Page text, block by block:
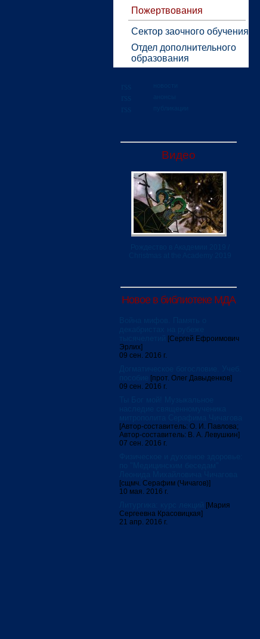
Пожертвования
Сектор заочного обучения
Отдел дополнительного
образования
Видео
Новое в библиотеке МДА
[Сергей Ефроимович
Эрлих]
09 сен. 2016 г.
[прот. Олег Давыденков]
09 сен. 2016 г.
[Автор-составитель: О. И. Павлова;
Автор-составитель: В. А. Левушкин]
07 сен. 2016 г.
[сщмч. Серафим (Чичагов)]
10 мая. 2016 г.
[Мария
Сергеевна Красовицкая]
21 апр. 2016 г.